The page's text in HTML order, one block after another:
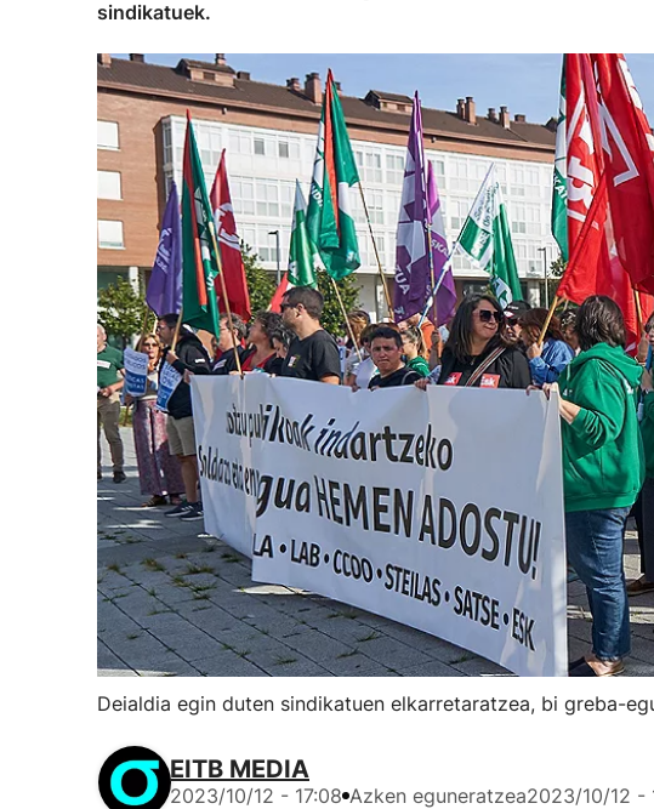
sindikatuek.
Deialdia egin duten sindikatuen elkarretaratzea, bi greba-
EITB MEDIA
2023/10/12 - 17:08 Azken eguneratzea2023/10/12 -